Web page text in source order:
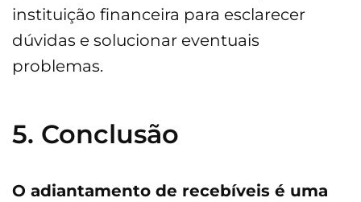
instituição financeira para esclarecer
dúvidas e solucionar eventuais
problemas.
5. Conclusão
O adiantamento de recebíveis é uma